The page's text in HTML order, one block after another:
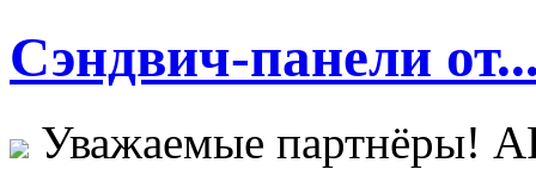
Сэндвич-панели
Уважаемые